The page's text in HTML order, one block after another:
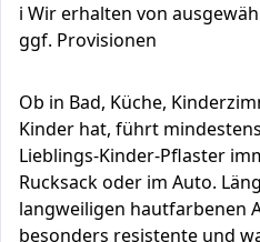
ℹ️ Wir erhalten von
ggf. Provisionen
Ob in Bad, Küche,
Kinder hat, führt
Lieblings-Kinder-Pflaster
Rucksack oder im Auto.
langweiligen hautfarbenen
besonders resistente und